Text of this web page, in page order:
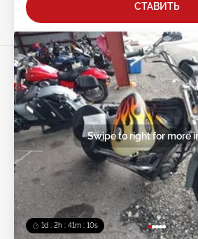
СТАВИТЬ
1d : 2h : 41m : 08s
Swipe to right for more